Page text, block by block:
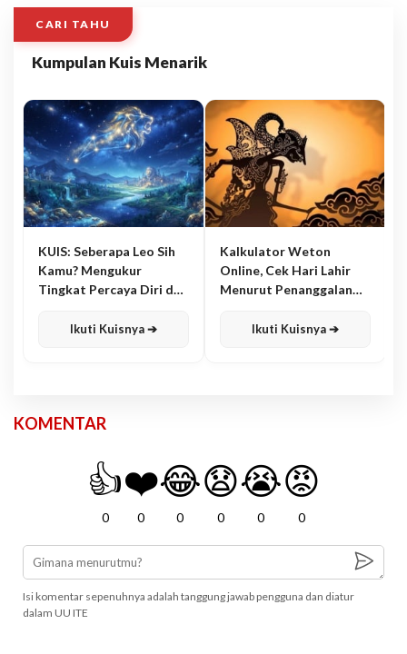
CARI TAHU
Kumpulan Kuis Menarik
KUIS: Seberapa Leo Sih
Kamu? Mengukur
Tingkat Percaya Diri dan
Ikuti Kuisnya ➔
Kalkulator Weton
Online, Cek Hari Lahir
Menurut Penanggalan
Ikuti Kuisnya ➔
KOMENTAR
👍
0
❤️
0
😂
0
😧
0
😭
0
😡
0
Isi komentar sepenuhnya adalah tanggung jawab pengguna dan diatur
dalam UU ITE